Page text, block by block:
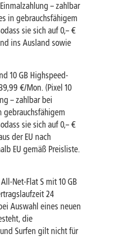
– zahlbar
in gebrauchsfähigem
sie sich auf 0,– €
ins Ausland sowie
10 GB Highspeed-
€/Mon. (Pixel 10
– zahlbar bei
gebrauchsfähigem
sie sich auf 0,– €
der EU nach
EU gemäß Preisliste.
Net-Flat S mit 10 GB
24
Auswahl eines neuen
die
Surfen gilt nicht für